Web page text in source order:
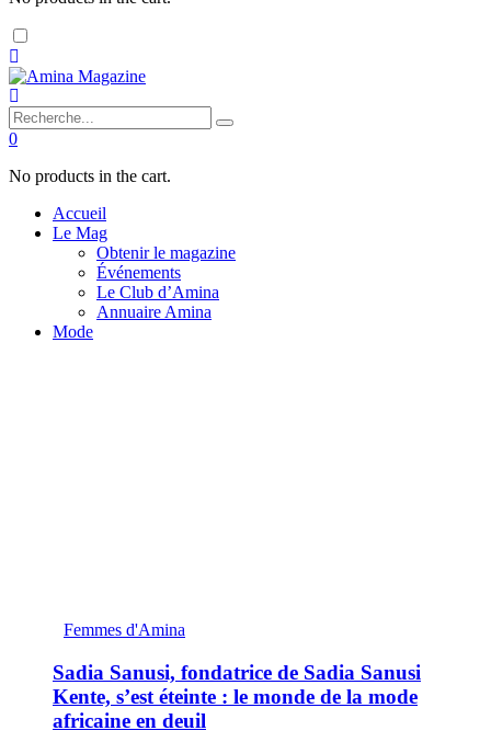
Dark
mode
0
No products in the cart.
Accueil
Le Mag
Obtenir le magazine
Événements
Le Club d’Amina
Annuaire Amina
Mode
Femmes d'Amina
Sadia Sanusi, fondatrice de Sadia Sanusi
Kente, s’est éteinte : le monde de la mode
africaine en deuil